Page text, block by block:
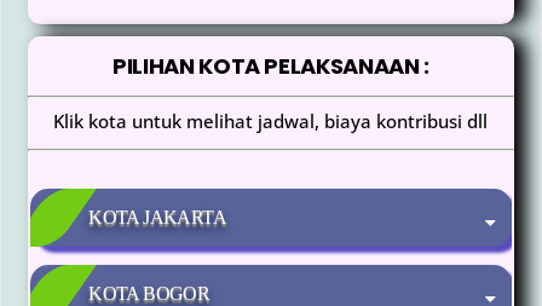
PILIHAN KOTA PELAKSANAAN :
Klik kota untuk melihat jadwal, biaya kontribusi dll
KOTA JAKARTA
KOTA BOGOR